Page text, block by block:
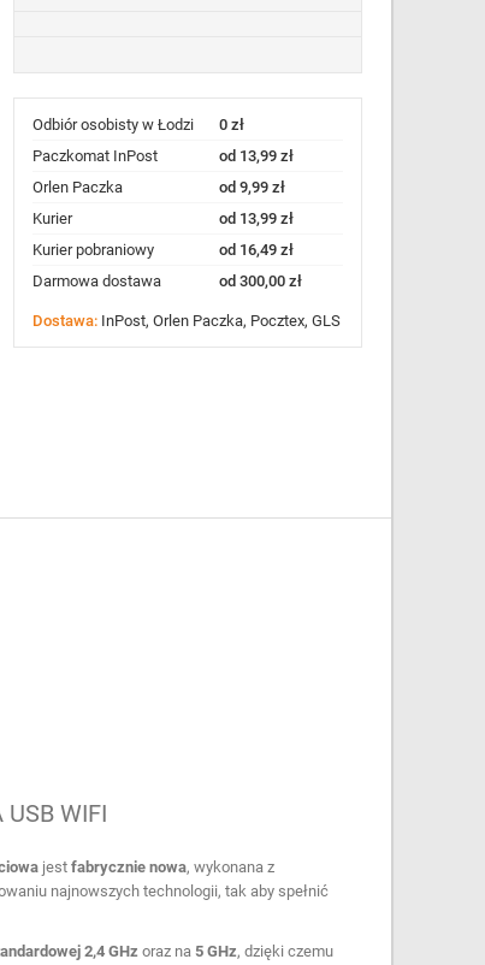
Odbiór osobisty w Łodzi
0 zł
Paczkomat InPost
od 13,99 zł
Orlen Paczka
od 9,99 zł
Kurier
od 13,99 zł
Kurier pobraniowy
od 16,49 zł
Darmowa dostawa
od 300,00 zł
Dostawa: InPost, Orlen Paczka, Pocztex, GLS
USB WIFI
jest fabrycznie nowa, wykonana z
najnowszych technologii, tak aby spełnić
2,4 GHzoraz na 5 GHz, dzięki czemu